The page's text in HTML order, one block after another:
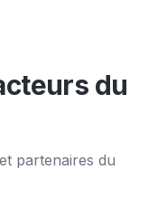
du
partenaires du